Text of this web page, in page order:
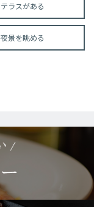
テラスがある
夜景を眺める